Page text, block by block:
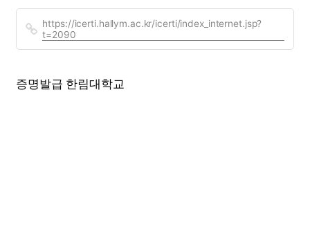
https://icerti.hallym.ac.kr/icerti/index_internet.jsp?
t=2090
증명발급 한림대학교